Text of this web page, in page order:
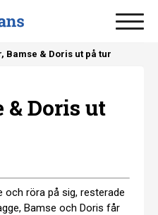
Bamse & Doris ut på tur
& Doris ut
och röra på sig, resterade
Bamse och Doris får